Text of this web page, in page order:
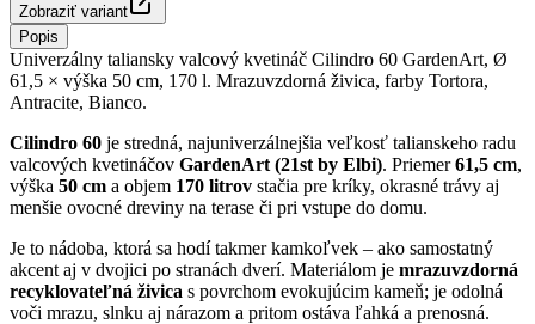
Zobraziť variant
Popis
Univerzálny taliansky valcový kvetináč Cilindro 60 GardenArt, Ø
61,5 × výška 50 cm, 170 l. Mrazuvzdorná živica, farby Tortora,
Antracite, Bianco.
Cilindro 60 je stredná, najuniverzálnejšia veľkosť talianskeho radu
valcových kvetináčov GardenArt (21st by Elbi). Priemer61,5 cm,
výška 50 cm a objem 170 litrov stačia pre kríky, okrasné trávy aj
menšie ovocné dreviny na terase či pri vstupe do domu.
Je to nádoba, ktorá sa hodí takmer kamkoľvek – ako samostatný
akcent aj v dvojici po stranách dverí. Materiálom je mrazuvzdorná
recyklovateľná živica s povrchom evokujúcim kameň; je odolná
voči mrazu, slnku aj nárazom a pritom ostáva ľahká a prenosná.